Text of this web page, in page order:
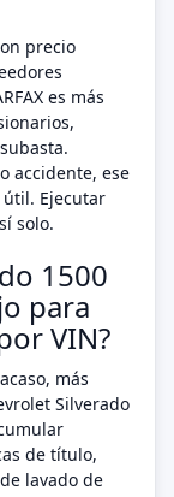
precio
es más
accidente, ese
Ejecutar
solo.
1500
para
VIN?
más
Silverado
de título,
lavado de